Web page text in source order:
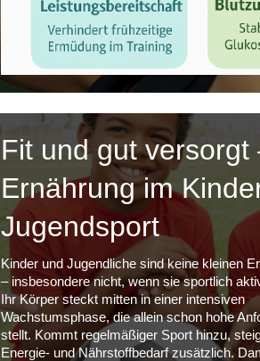
Fit und gut versorgt
Ernährung im
Jugendsport
Kinder und Jugendliche sind keine kleinen
– insbesondere nicht, wenn sie sportlich
Ihr Körper steckt mitten in einer intensiven
Wachstumsphase, die allein schon hohe
stellt. Kommt regelmäßiger Sport hinzu,
Energie- und Nährstoffbedarf zusätzlich.